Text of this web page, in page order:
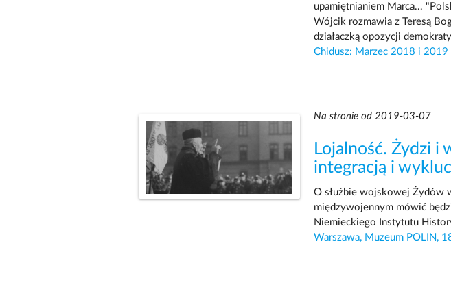
upamiętnianiem Marca...
Wójcik rozmawia z Teresą
działaczką opozycji
Chidusz: Marzec 2018 i 2019
Na stronie od 2019-03-07
Lojalność. Żydzi i
integracją i
O służbie wojskowej Żydów
międzywojennym mówić
Niemieckiego Instytutu
Warszawa, Muzeum POLIN,